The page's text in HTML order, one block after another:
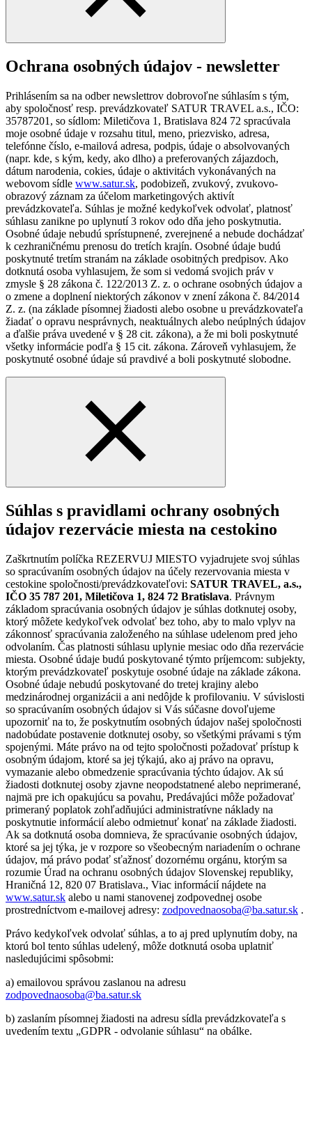
Ochrana osobných údajov - newsletter
Prihlásením sa na odber newslettrov dobrovoľne súhlasím s tým,
aby spoločnosť resp. prevádzkovateľ SATUR TRAVEL a.s., IČO:
35787201, so sídlom: Miletičova 1, Bratislava 824 72 spracúvala
moje osobné údaje v rozsahu titul, meno, priezvisko, adresa,
telefónne číslo, e-mailová adresa, podpis, údaje o absolvovaných
(napr. kde, s kým, kedy, ako dlho) a preferovaných zájazdoch,
dátum narodenia, cokies, údaje o aktivitách vykonávaných na
webovom sídle www.satur.sk, podobizeň, zvukový, zvukovo-
obrazový záznam za účelom marketingových aktivít
prevádzkovateľa. Súhlas je možné kedykoľvek odvolať, platnosť
súhlasu zanikne po uplynutí 3 rokov odo dňa jeho poskytnutia.
Osobné údaje nebudú sprístupnené, zverejnené a nebude dochádzať
k cezhraničnému prenosu do tretích krajín. Osobné údaje budú
poskytnuté tretím stranám na základe osobitných predpisov. Ako
dotknutá osoba vyhlasujem, že som si vedomá svojich práv v
zmysle § 28 zákona č. 122/2013 Z. z. o ochrane osobných údajov a
o zmene a doplnení niektorých zákonov v znení zákona č. 84/2014
Z. z. (na základe písomnej žiadosti alebo osobne u prevádzkovateľa
žiadať o opravu nesprávnych, neaktuálnych alebo neúplných údajov
a ďalšie práva uvedené v § 28 cit. zákona), a že mi boli poskytnuté
všetky informácie podľa § 15 cit. zákona. Zároveň vyhlasujem, že
poskytnuté osobné údaje sú pravdivé a boli poskytnuté slobodne.
Súhlas s pravidlami ochrany osobných
údajov rezervácie miesta na cestokino
Zaškrtnutím políčka REZERVUJ MIESTO vyjadrujete svoj súhlas
so spracúvaním osobných údajov na účely rezervovania miesta v
cestokine spoločnosti/prevádzkovateľovi: SATUR TRAVEL, a.s.,
IČO 35 787 201, Miletičova 1, 824 72 Bratislava. Právnym
základom spracúvania osobných údajov je súhlas dotknutej osoby,
ktorý môžete kedykoľvek odvolať bez toho, aby to malo vplyv na
zákonnosť spracúvania založeného na súhlase udelenom pred jeho
odvolaním. Čas platnosti súhlasu uplynie mesiac odo dňa rezervácie
miesta. Osobné údaje budú poskytované týmto príjemcom: subjekty,
ktorým prevádzkovateľ poskytuje osobné údaje na základe zákona.
Osobné údaje nebudú poskytované do tretej krajiny alebo
medzinárodnej organizácii a ani nedôjde k profilovaniu. V súvislosti
so spracúvaním osobných údajov si Vás súčasne dovoľujeme
upozorniť na to, že poskytnutím osobných údajov našej spoločnosti
nadobúdate postavenie dotknutej osoby, so všetkými právami s tým
spojenými. Máte právo na od tejto spoločnosti požadovať prístup k
osobným údajom, ktoré sa jej týkajú, ako aj právo na opravu,
vymazanie alebo obmedzenie spracúvania týchto údajov. Ak sú
žiadosti dotknutej osoby zjavne neopodstatnené alebo neprimerané,
najmä pre ich opakujúcu sa povahu, Predávajúci môže požadovať
primeraný poplatok zohľadňujúci administratívne náklady na
poskytnutie informácií alebo odmietnuť konať na základe žiadosti.
Ak sa dotknutá osoba domnieva, že spracúvanie osobných údajov,
ktoré sa jej týka, je v rozpore so všeobecným nariadením o ochrane
údajov, má právo podať sťažnosť dozornému orgánu, ktorým sa
rozumie Úrad na ochranu osobných údajov Slovenskej republiky,
Hraničná 12, 820 07 Bratislava., Viac informácií nájdete na
www.satur.sk alebo u nami stanovenej zodpovednej osobe
prostredníctvom e-mailovej adresy: zodpovednaosoba@ba.satur.sk .
Právo kedykoľvek odvolať súhlas, a to aj pred uplynutím doby, na
ktorú bol tento súhlas udelený, môže dotknutá osoba uplatniť
nasledujúcimi spôsobmi:
a) emailovou správou zaslanou na adresu
zodpovednaosoba@ba.satur.sk
b) zaslaním písomnej žiadosti na adresu sídla prevádzkovateľa s
uvedením textu „GDPR - odvolanie súhlasu“ na obálke.